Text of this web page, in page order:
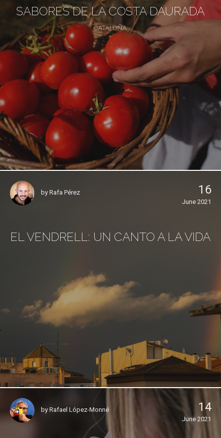
SABORES DE LA COSTA DAURADA
CATALUÑA
by Rafa Pérez 16
June 2021
EL VENDRELL: UN CANTO A LA VIDA
by Rafael López-Monné 14
June 2021